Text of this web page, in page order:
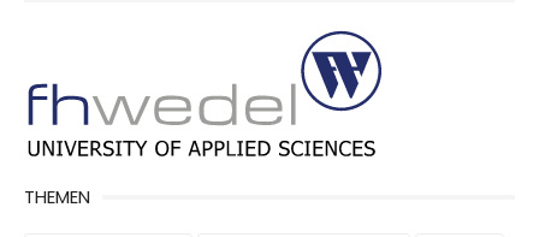
THEMEN